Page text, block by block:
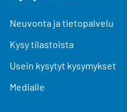
Neuvonta ja tietopalvelu
Kysy tilastoista
Usein kysytyt kysymykset
Medialle